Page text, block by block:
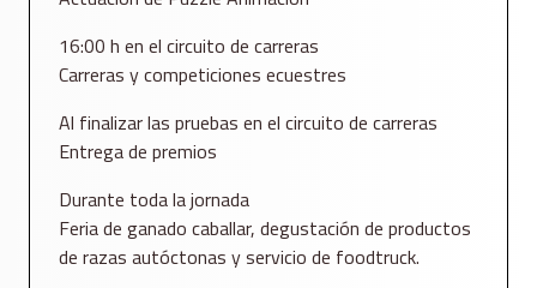
16:00 h en el circuito de carreras
Carreras y competiciones ecuestres
Al finalizar las pruebas en el circuito de carreras
Entrega de premios
Durante toda la jornada
Feria de ganado caballar, degustación de productos
de razas autóctonas y servicio de foodtruck.